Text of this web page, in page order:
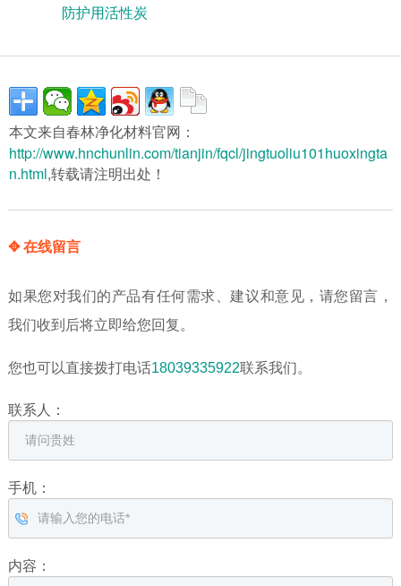
防护用活性炭
本文来自春林净化材料官网：
http://www.hnchunlin.com/tianjin/fqcl/jingtuoliu101huoxingta
n.html,转载请注明出处！
✥ 在线留言
如果您对我们的产品有任何需求、建议和意见，请您留言，
我们收到后将立即给您回复。
您也可以直接拨打电话18039335922联系我们。
联系人：
手机：
内容：